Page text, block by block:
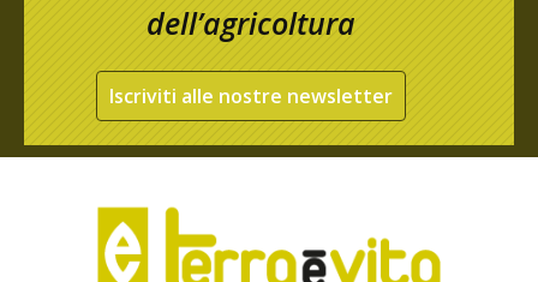
dell’agricoltura
Iscriviti alle nostre newsletter